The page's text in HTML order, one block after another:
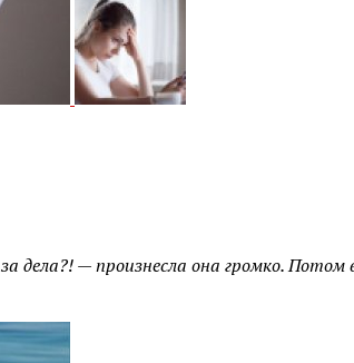
— произнесла она громко. Потом